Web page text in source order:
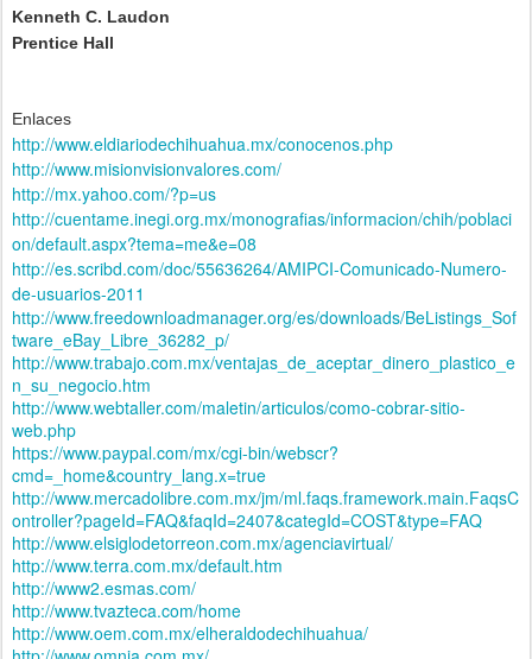
Kenneth C. Laudon
Prentice Hall
Enlaces
http://www.eldiariodechihuahua.mx/conocenos.php
http://www.misionvisionvalores.com/
http://mx.yahoo.com/?p=us
http://cuentame.inegi.org.mx/monografias/informacion/chih/poblaci
on/default.aspx?tema=me&e=08
http://es.scribd.com/doc/55636264/AMIPCI-Comunicado-Numero-
de-usuarios-2011
http://www.freedownloadmanager.org/es/downloads/BeListings_Sof
tware_eBay_Libre_36282_p/
http://www.trabajo.com.mx/ventajas_de_aceptar_dinero_plastico_e
n_su_negocio.htm
http://www.webtaller.com/maletin/articulos/como-cobrar-sitio-
web.php
https://www.paypal.com/mx/cgi-bin/webscr?
cmd=_home&country_lang.x=true
http://www.mercadolibre.com.mx/jm/ml.faqs.framework.main.FaqsC
ontroller?pageId=FAQ&faqId=2407&categId=COST&type=FAQ
http://www.elsiglodetorreon.com.mx/agenciavirtual/
http://www.terra.com.mx/default.htm
http://www2.esmas.com/
http://www.tvazteca.com/home
http://www.oem.com.mx/elheraldodechihuahua/